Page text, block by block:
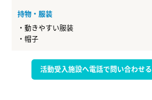
持物・服装
・動きやすい服装
・帽子
活動受入施設へ電話で問い合わせる